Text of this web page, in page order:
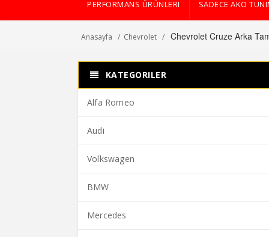
PERFORMANS ÜRÜNLERI SADECE AKO
Anasayfa Chevrolet Chevrolet Cruze Arka
KATEGORILER
Alfa Romeo
Audi
Volkswagen
BMW
Mercedes